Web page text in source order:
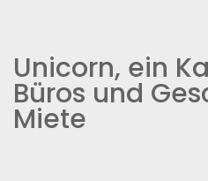
Unicorn, ein
Büros und
Miete